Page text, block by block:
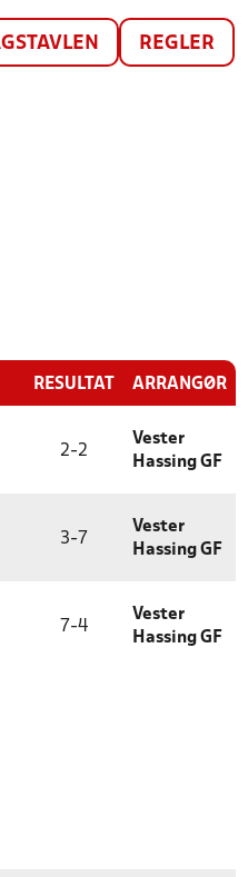
REGLER
RESULTAT ARRANGØR
2-2
Vester
Hassing GF
3- 7
Vester
Hassing GF
7 -4
Vester
Hassing GF